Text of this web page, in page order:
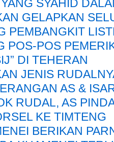
SYAHID
GELAPKAN
PEMBANGKIT
POS-POS
DI TEHERAN
JENIS
AS &
RUDAL, AS
KE TIMTENG
BERIKAN